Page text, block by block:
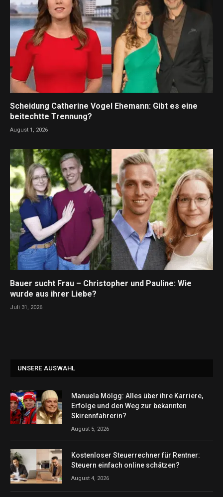
Scheidung Catherine Vogel Ehemann: Gibt es eine
beitechtte Trennung?
August 1, 2026
Bauer sucht Frau – Christopher und Pauline: Wie
wurde aus ihrer Liebe?
Juli 31, 2026
UNSERE AUSWAHL
Manuela Mölgg: Alles über ihre Karriere,
Erfolge und den Weg zur bekannten
Skirennfahrerin?
August 5, 2026
Kostenloser Steuerrechner für Rentner:
Steuern einfach online schätzen?
August 4, 2026